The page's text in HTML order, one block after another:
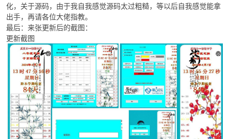
化，关于源码，由于我自我感觉源码太过粗糙，等以后自我感觉能拿
出手，再请各位大佬指教。
最后：来张更新后的截图：
更新截图